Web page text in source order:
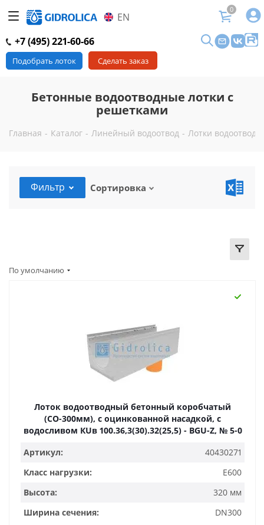
EN
0
+7 (495) 221-60-66
Подобрать лоток Сделать заказ
Бетонные водоотводные лотки с
решетками
Главная - Каталог - Линейный водоотвод - Лотки
Фильтр Сортировка
По умолчанию
Лоток водоотводный бетонный коробчатый
(СО-300мм), с оцинкованной насадкой, с
водосливом КUв 100.36,3(30).32(25,5) - BGU-Z, № 5-0
Артикул:
40430271
Класс нагрузки:
E600
Высота:
320 мм
Ширина сечения:
DN300